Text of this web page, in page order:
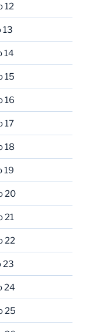
12
13
14
15
16
17
18
19
20
21
22
23
24
25